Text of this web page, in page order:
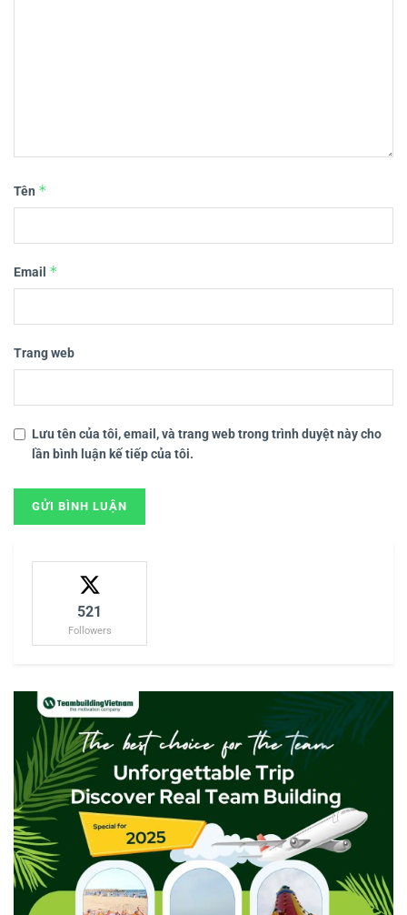
Tên *
Email *
Trang web
Lưu tên của tôi, email, và trang web trong trình duyệt này cho
lần bình luận kế tiếp của tôi.
521
Followers